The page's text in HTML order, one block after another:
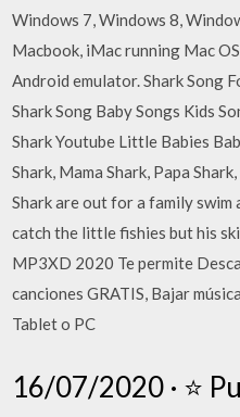
Windows 7, Windows 8,
Macbook, iMac running Mac
Android emulator. Shark Song
Shark Song Baby Songs Kids
Shark Youtube Little Babies
Shark, Mama Shark, Papa
Shark are out for a family swim
catch the little fishies but his
MP3XD 2020 Te permite
canciones GRATIS, Bajar
Tablet o PC
16/07/2020 · ⭐️